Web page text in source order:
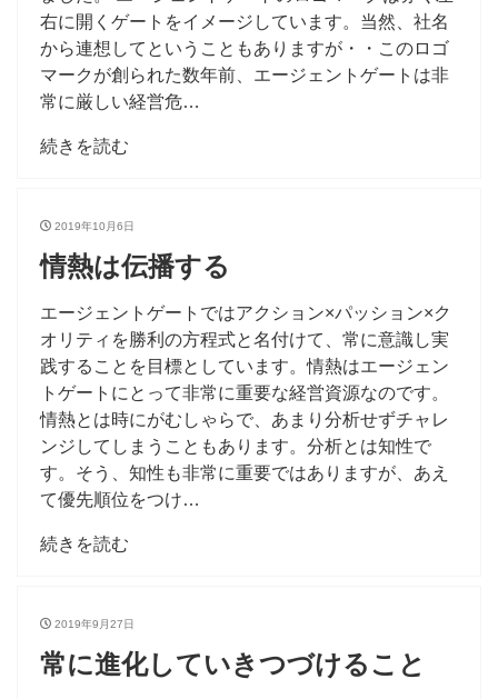
右に開くゲートをイメージしています。当然、社名
から連想してということもありますが・・このロゴ
マークが創られた数年前、エージェントゲートは非
常に厳しい経営危…
続きを読む
2019年10月6日
情熱は伝播する
エージェントゲートではアクション×パッション×ク
オリティを勝利の方程式と名付けて、常に意識し実
践することを目標としています。情熱はエージェン
トゲートにとって非常に重要な経営資源なのです。
情熱とは時にがむしゃらで、あまり分析せずチャレ
ンジしてしまうこともあります。分析とは知性で
す。そう、知性も非常に重要ではありますが、あえ
て優先順位をつけ…
続きを読む
2019年9月27日
常に進化していきつづけること